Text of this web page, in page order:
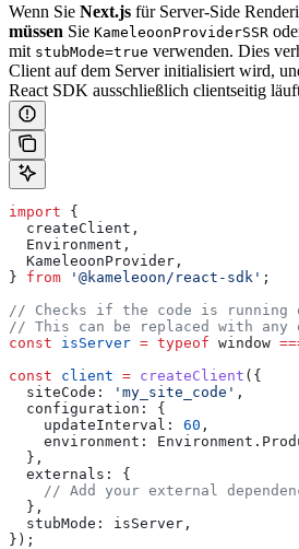
Wenn Sie Next.js für Server-Side
müssen Sie KameleoonProviderSSR
mit stubMode=true verwenden. Dies
Client auf dem Server initialisiert wird,
React SDK ausschließlich clientseitig
import {
  createClient
,
  Environment
,
  KameleoonProvider
,
} from '@kameleoon/react-sdk' ;
// Checks if the code is running
// This can be replaced with any
const isServer = typeof window
const client = createClient ({
  siteCode:
'my_site_code' ,
  configuration:
{
    updateInterval:
60 ,
    environment:
Environment .
  },
  externals:
{
// Add your external
  },
  stubMode:
isServer ,
});